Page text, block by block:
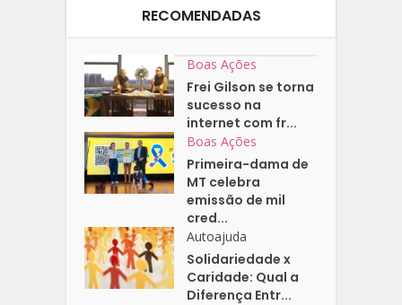
RECOMENDADAS
Boas Ações
Frei Gilson se torna
sucesso na
internet com fr...
Boas Ações
Primeira-dama de
MT celebra
emissão de mil
cred...
Autoajuda
Solidariedade x
Caridade: Qual a
Diferença Entr...